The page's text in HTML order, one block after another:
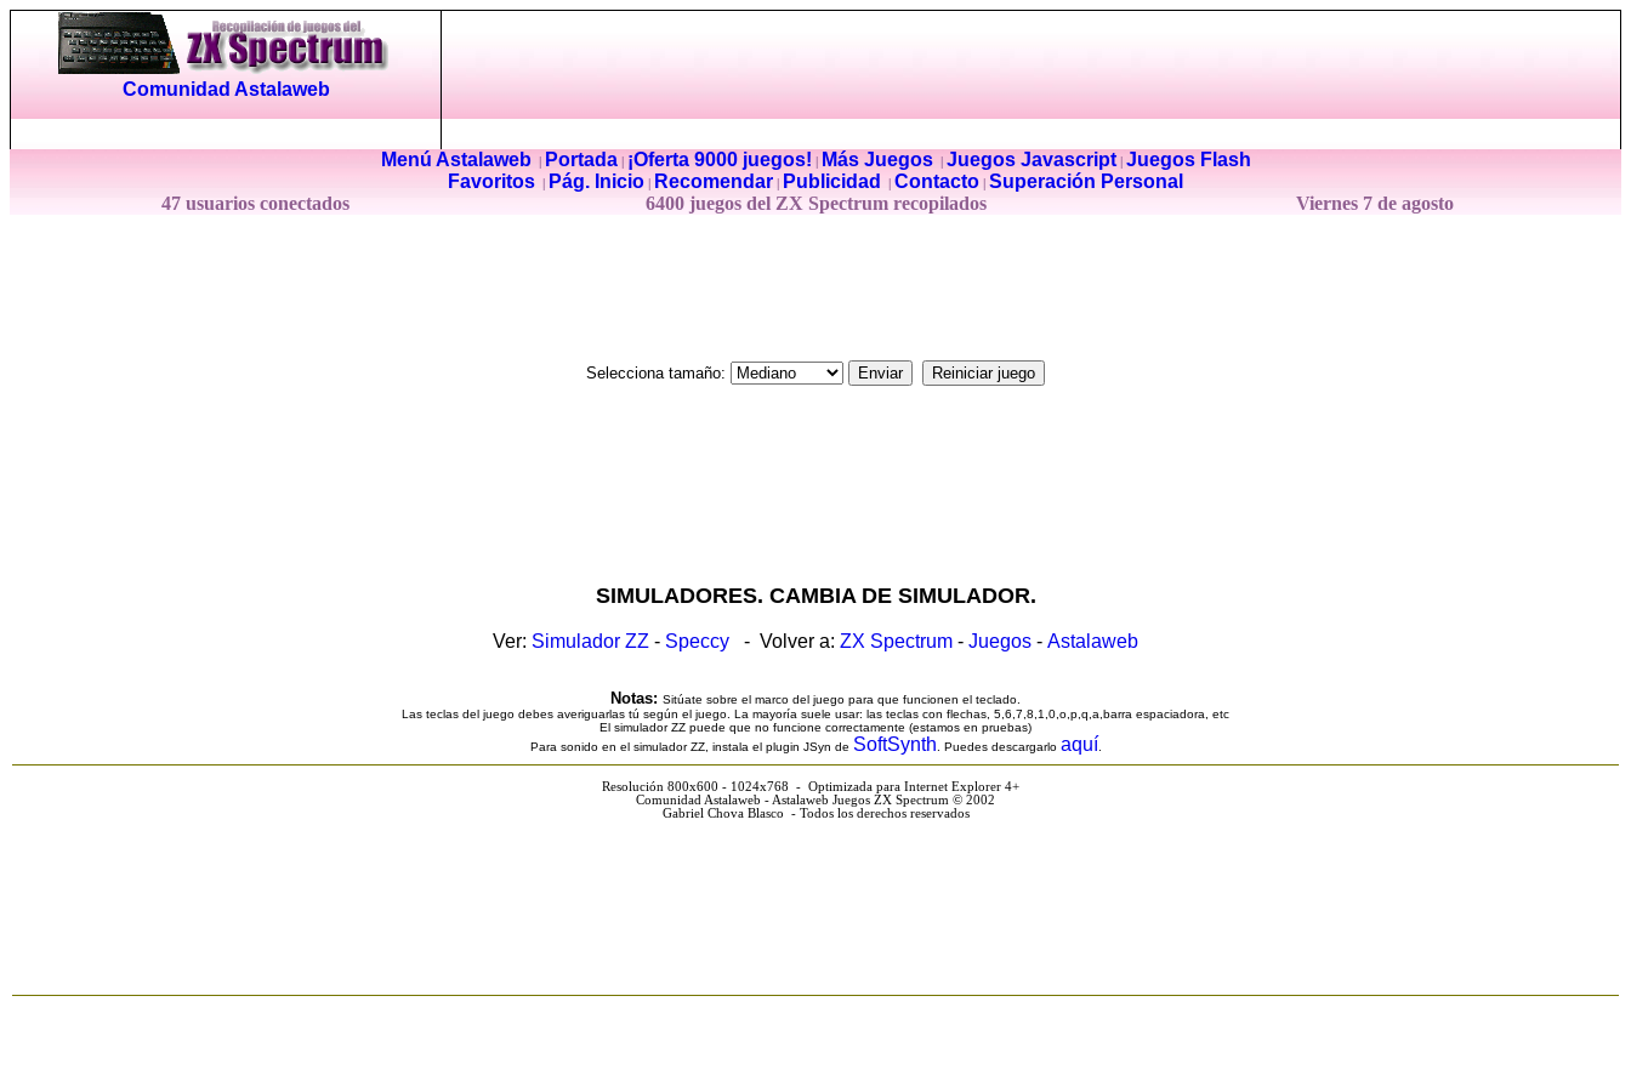
Comunidad Astalaweb
Menú Astalaweb| Portada| ¡Oferta 9000 juegos! Más Juegos| Juegos Javascript| Juegos Flash
Favoritos
Pág. Inicio Recomendar Publicidad Contacto Superación Personal
47 usuarios conectados
6400 juegos del ZX Spectrum recopilados Viernes 7 de agosto
Selecciona tamaño:
SIMULADORES. CAMBIA DE SIMULADOR.
Ver: Simulador ZZ - Speccy - Volver a: ZX Spectrum - Juegos - Astalaweb
Notas: Sitúate sobre el marco del juego para que funcionen el teclado.
Las teclas del juego debes averiguarlas tú según el juego. La mayoría suele usar: las teclas con flechas, 5,6,7,8,1,0,o,p,q,a,barra espaciadora, etc
El simulador ZZ puede que no funcione correctamente (estamos en pruebas)
Para sonido en el simulador ZZ, instala el plugin JSyn de SoftSynth . Puedes descargarlo aquí
Resolución 800x600 - 1024x768 - Optimizada para Internet Explorer 4+
Comunidad Astalaweb - Astalaweb Juegos ZX Spectrum © 2002
Gabriel Chova Blasco - Todos los derechos reservados